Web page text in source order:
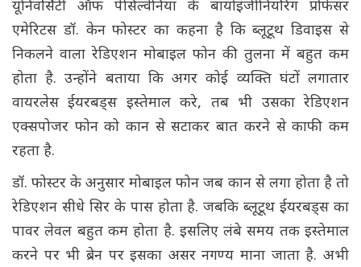
यूनिवर्सिटी ऑफ पेंसिल्वेनिया के बायोइंजीनियरिंग प्रोफेसर
एमेरिटस डॉ. केन फोस्टर का कहना है कि ब्लूटूथ डिवाइस से
निकलने वाला रेडिएशन मोबाइल फोन की तुलना में बहुत कम
होता है. उन्होंने बताया कि अगर कोई व्यक्ति घंटों लगातार
वायरलेस ईयरबड्स इस्तेमाल करे, तब भी उसका रेडिएशन
एक्सपोजर फोन को कान से सटाकर बात करने से काफी कम
रहता है.
डॉ. फोस्टर के अनुसार मोबाइल फोन जब कान से लगा होता है तो
रेडिएशन सीधे सिर के पास होता है. जबकि ब्लूटूथ ईयरबड्स का
पावर लेवल बहुत कम होता है. इसलिए लंबे समय तक इस्तेमाल
करने पर भी ब्रेन पर इसका असर नगण्य माना जाता है. अभी